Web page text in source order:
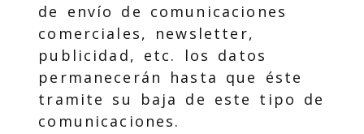
de envío de comunicaciones
comerciales, newsletter,
publicidad, etc. los datos
permanecerán hasta que éste
tramite su baja de este tipo de
comunicaciones.